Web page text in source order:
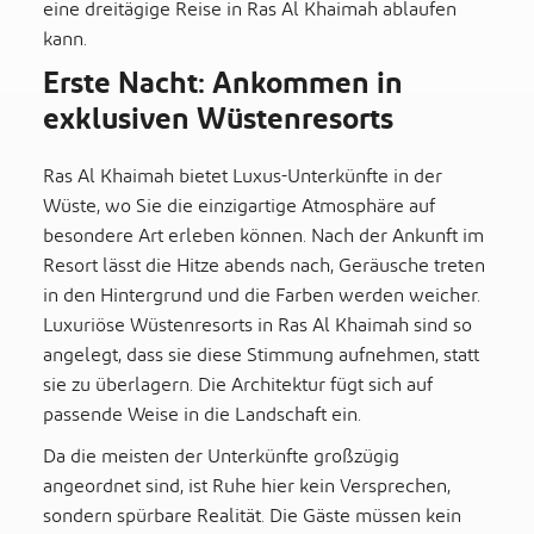
eine dreitägige Reise in Ras Al Khaimah ablaufen
kann.
Erste Nacht: Ankommen in
exklusiven Wüstenresorts
Ras Al Khaimah bietet Luxus-Unterkünfte in der
Wüste, wo Sie die einzigartige Atmosphäre auf
besondere Art erleben können. Nach der Ankunft im
Resort lässt die Hitze abends nach, Geräusche treten
in den Hintergrund und die Farben werden weicher.
Luxuriöse Wüstenresorts in Ras Al Khaimah sind so
angelegt, dass sie diese Stimmung aufnehmen, statt
sie zu überlagern. Die Architektur fügt sich auf
passende Weise in die Landschaft ein.
Da die meisten der Unterkünfte großzügig
angeordnet sind, ist Ruhe hier kein Versprechen,
sondern spürbare Realität. Die Gäste müssen kein